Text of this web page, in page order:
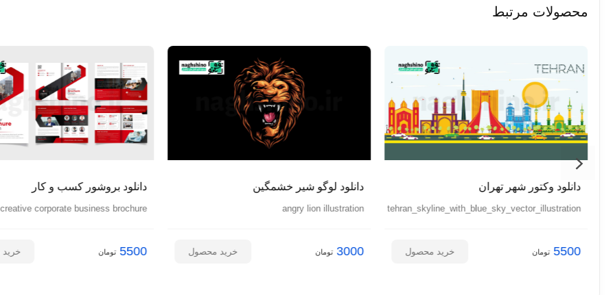
محصولات مرتبط
دانلود وکتور شهر تهران
tehran_skyline_with_blue_sky_vector_illustration
5500 تومان خرید محصول
دانلود لوگو شیر خشمگین
angry lion illustration
3000 تومان خرید محصول
دانلود بروشور کسب و کار
creative corporate business brochure
5500 تومان